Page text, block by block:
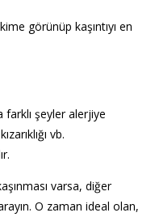
görünüp kaşıntıyı en
farklı şeyler alerjiye
vb.
varsa, diğer
O zaman ideal olan,